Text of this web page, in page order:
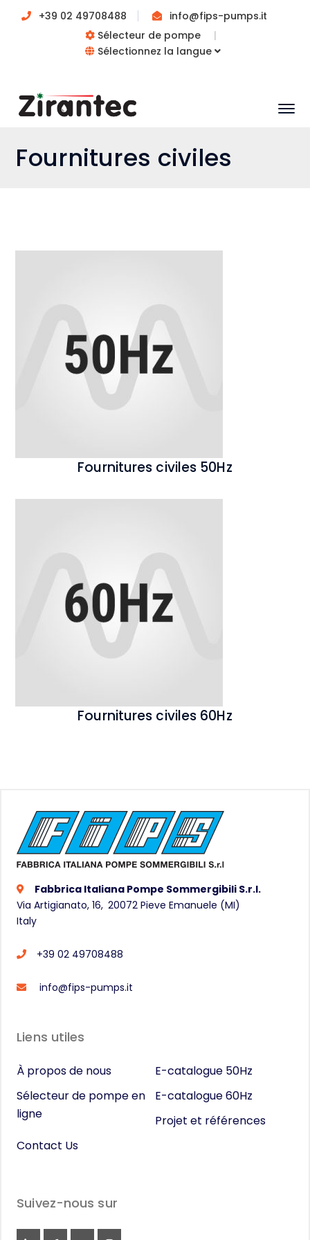
+39 02 49708488
info@fips-pumps.it
Sélecteur de pompe
|
Sélectionnez la langue
Fournitures civiles
Fournitures civiles 50Hz
Fournitures civiles 60Hz
Fabbrica Italiana Pompe Sommergibili S.r.l.
Via Artigianato, 16, 20072Pieve Emanuele (MI)
Italy
+39 02 49708488
info@fips-pumps.it
Liens utiles
À propos de nous
E-catalogue 50Hz
Sélecteur de pompe en
ligne
E-catalogue 60Hz
Projet et références
Contact Us
Suivez-nous sur